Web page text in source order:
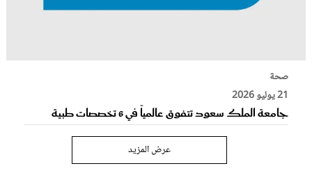
صحة
21 يوليو 2026
جامعة الملك سعود تتفوق عالمياً في 6 تخصصات طبية
عرض المزيد